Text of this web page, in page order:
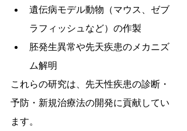
遺伝病モデル動物（マウス、ゼブ
ラフィッシュなど）の作製
胚発生異常や先天疾患のメカニズ
ム解明
これらの研究は、先天性疾患の診断・
予防・新規治療法の開発に貢献してい
ます。